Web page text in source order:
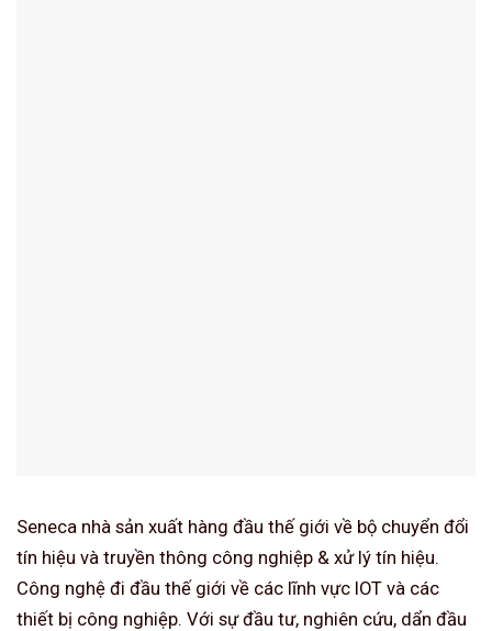
Seneca nhà sản xuất hàng đầu thế giới về bộ chuyển đổi
tín hiệu và truyền thông công nghiệp & xử lý tín hiệu.
Công nghệ đi đầu thế giới về các lĩnh vực IOT và các
thiết bị công nghiệp. Với sự đầu tư, nghiên cứu, dẩn đầu